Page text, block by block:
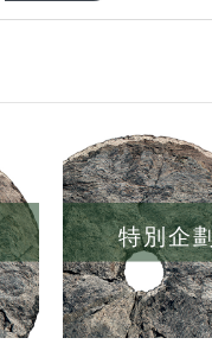
特別企